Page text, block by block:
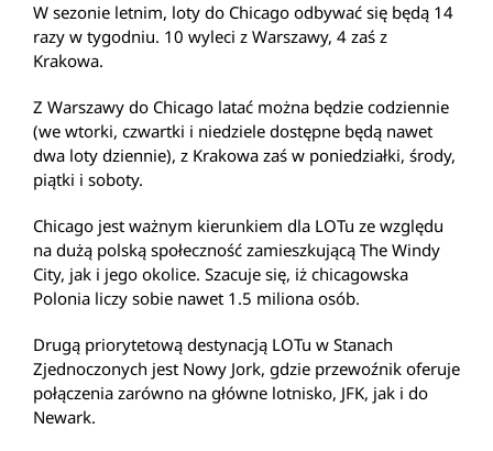
W sezonie letnim, loty do Chicago odbywać się będą 14
razy w tygodniu. 10 wyleci z Warszawy, 4 zaś z
Krakowa.
Z Warszawy do Chicago latać można będzie codziennie
(we wtorki, czwartki i niedziele dostępne będą nawet
dwa loty dziennie), z Krakowa zaś w poniedziałki, środy,
piątki i soboty.
Chicago jest ważnym kierunkiem dla LOTu ze względu
na dużą polską społeczność zamieszkującą The Windy
City, jak i jego okolice. Szacuje się, iż chicagowska
Polonia liczy sobie nawet 1.5 miliona osób.
Drugą priorytetową destynacją LOTu w Stanach
Zjednoczonych jest Nowy Jork, gdzie przewoźnik oferuje
połączenia zarówno na główne lotnisko, JFK, jak i do
Newark.